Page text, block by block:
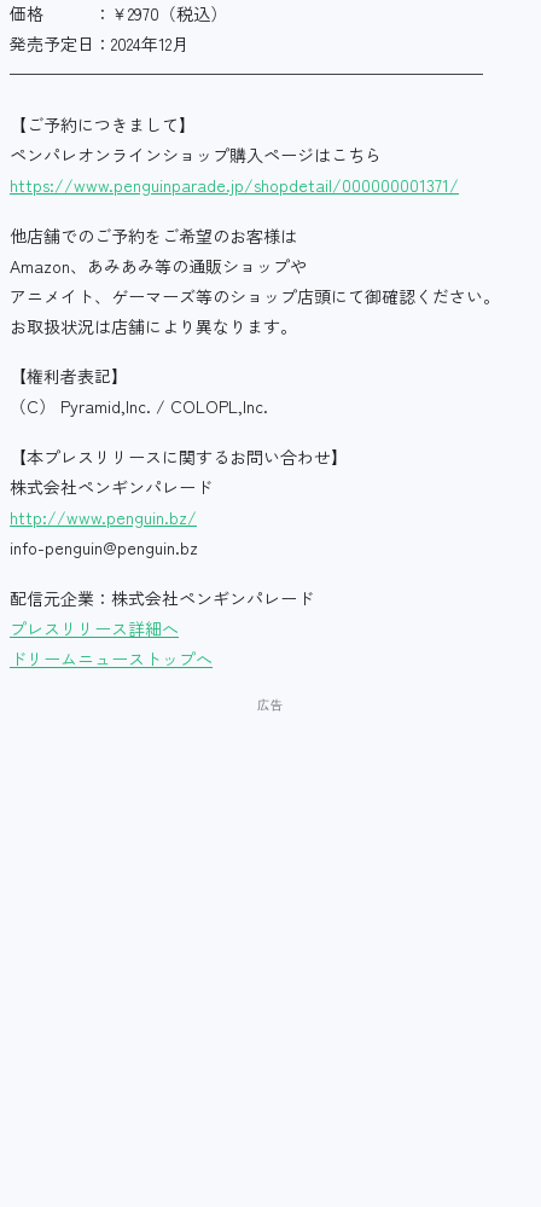
価格 ：￥2970（税込）
発売予定日：2024年12月
————————————————————————————
【ご予約につきまして】
ペンパレオンラインショップ購入ページはこちら
https://www.penguinparade.jp/shopdetail/000000001371/
他店舗でのご予約をご希望のお客様は
Amazon、あみあみ等の通販ショップや
アニメイト、ゲーマーズ等のショップ店頭にて御確認ください。
お取扱状況は店舗により異なります。
【権利者表記】
（C） Pyramid,Inc. / COLOPL,Inc.
【本プレスリリースに関するお問い合わせ】
株式会社ペンギンパレード
http://www.penguin.bz/
info-penguin@penguin.bz
配信元企業：株式会社ペンギンパレード
プレスリリース詳細へ
ドリームニューストップへ